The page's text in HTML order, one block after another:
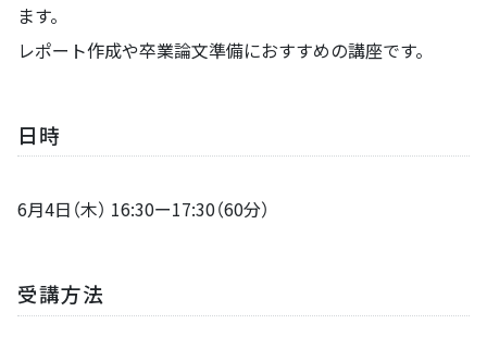
ます。
レポート作成や卒業論文準備におすすめの講座です。
日時
6月4日（木） 16:30ー17:30（60分）
受講方法